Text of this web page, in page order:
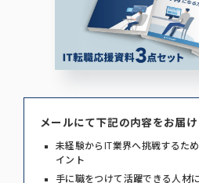
メールにて下記の内容をお届
未経験からIT業界へ挑戦するた
イント
手に職をつけて活躍できる人材